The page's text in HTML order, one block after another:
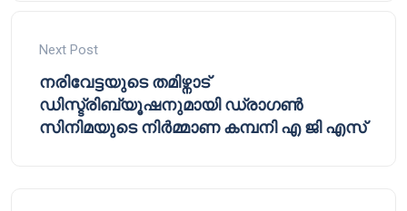
Next Post
നരിവേട്ടയുടെ തമിഴ്നാട്
ഡിസ്ട്രിബ്യൂഷനുമായി ഡ്രാഗൺ
സിനിമയുടെ നിർമ്മാണ കമ്പനി എ ജി എസ്